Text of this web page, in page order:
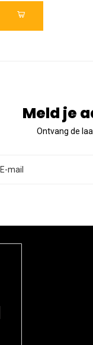
Meld je
Ontvang de